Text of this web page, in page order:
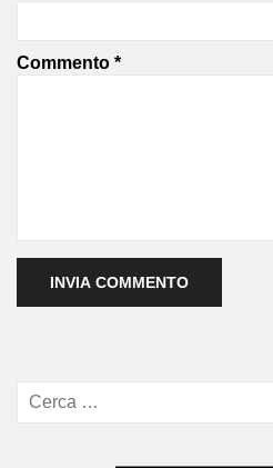
Commento *